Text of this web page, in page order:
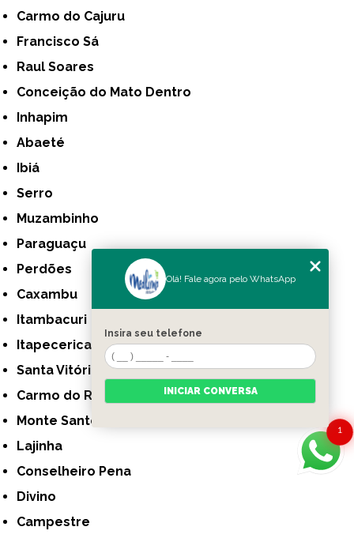
Carmo do Cajuru
Francisco Sá
Raul Soares
Conceição do Mato Dentro
Inhapim
Abaeté
Ibiá
Serro
Muzambinho
Paraguaçu
Perdões
Caxambu
Itambacuri
Itapecerica
Santa Vitória
Carmo do Rio Claro
Monte Santo de Minas
Lajinha
Conselheiro Pena
Divino
Campestre
1
Olá! Fale agora pelo WhatsApp
Insira seu telefone
INICIAR CONVERSA